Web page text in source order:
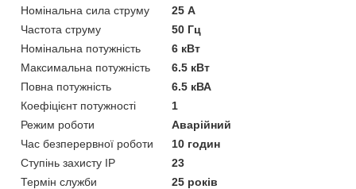
Номінальна сила струму
25 А
Частота струму
50 Гц
Номінальна потужність
6 кВт
Максимальна потужність
6.5 кВт
Повна потужність
6.5 кВА
Коефіцієнт потужності
1
Режим роботи
Аварійний
Час безперервної роботи
10 годин
Ступінь захисту IP
23
Термін служби
25 років